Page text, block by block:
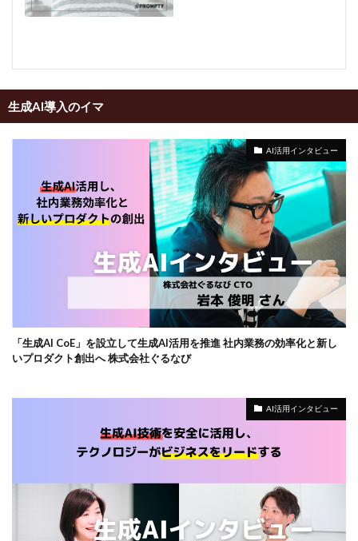
生成AI導入のイマ
AI活用インタビュー
「生成AI CoE」を設立して生成AI活用を推進 社内業務の効率化と新し
いプロダクト創出へ 株式会社ぐるなび
AI活用インタビュー